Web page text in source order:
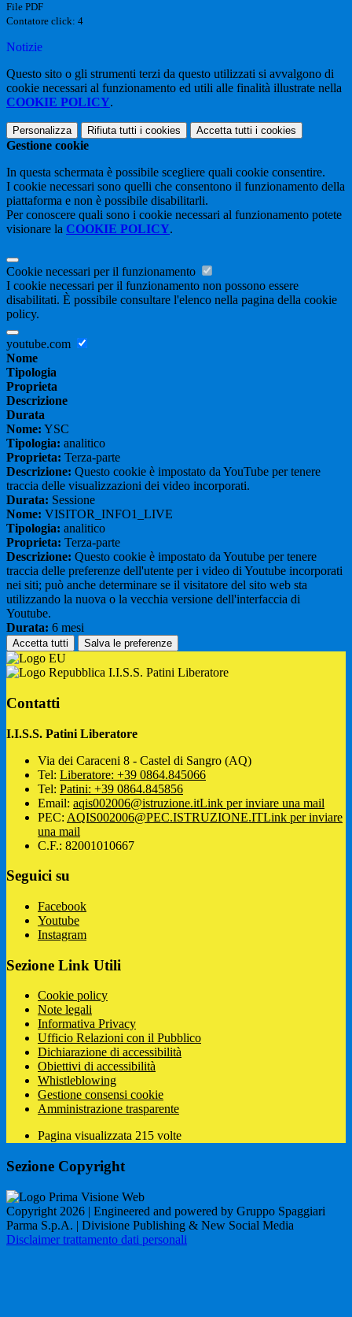
File PDF
Contatore click: 4
Notizie
Questo sito o gli strumenti terzi da questo utilizzati si avvalgono di
cookie necessari al funzionamento ed utili alle finalità illustrate nella
COOKIE POLICY.
Personalizza Rifiuta tutti i cookies Accetta tutti i cookies
Gestione cookie
In questa schermata è possibile scegliere quali cookie consentire.
I cookie necessari sono quelli che consentono il funzionamento della
piattaforma e non è possibile disabilitarli.
Per conoscere quali sono i cookie necessari al funzionamento potete
visionare la COOKIE POLICY.
Cookie necessari per il funzionamento
I cookie necessari per il funzionamento non possono essere
disabilitati. È possibile consultare l'elenco nella pagina della cookie
policy.
youtube.com
Nome
Tipologia
Proprieta
Descrizione
Durata
Nome: YSC
Tipologia: analitico
Proprieta: Terza-parte
Descrizione: Questo cookie è impostato da YouTube per tenere
traccia delle visualizzazioni dei video incorporati.
Durata: Sessione
Nome: VISITOR_INFO1_LIVE
Tipologia: analitico
Proprieta: Terza-parte
Descrizione: Questo cookie è impostato da Youtube per tenere
traccia delle preferenze dell'utente per i video di Youtube incorporati
nei siti; può anche determinare se il visitatore del sito web sta
utilizzando la nuova o la vecchia versione dell'interfaccia di
Youtube.
Durata: 6 mesi
Accetta tutti Salva le preferenze
I.I.S.S. Patini Liberatore
Contatti
I.I.S.S. Patini Liberatore
Via dei Caraceni 8 - Castel di Sangro (AQ)
Tel: Liberatore: +39 0864.845066
Tel: Patini: +39 0864.845856
Email: aqis002006@istruzione.itLink per inviare una mail
PEC: AQIS002006@PEC.ISTRUZIONE.ITLink per inviare
una mail
C.F.: 82001010667
Seguici su
Facebook
Youtube
Instagram
Sezione Link Utili
Cookie policy
Note legali
Informativa Privacy
Ufficio Relazioni con il Pubblico
Dichiarazione di accessibilità
Obiettivi di accessibilità
Whistleblowing
Gestione consensi cookie
Amministrazione trasparente
Pagina visualizzata 215 volte
Sezione Copyright
Copyright 2026 | Engineered and powered by Gruppo Spaggiari
Parma S.p.A. | Divisione Publishing & New Social Media
Disclaimer trattamento dati personali